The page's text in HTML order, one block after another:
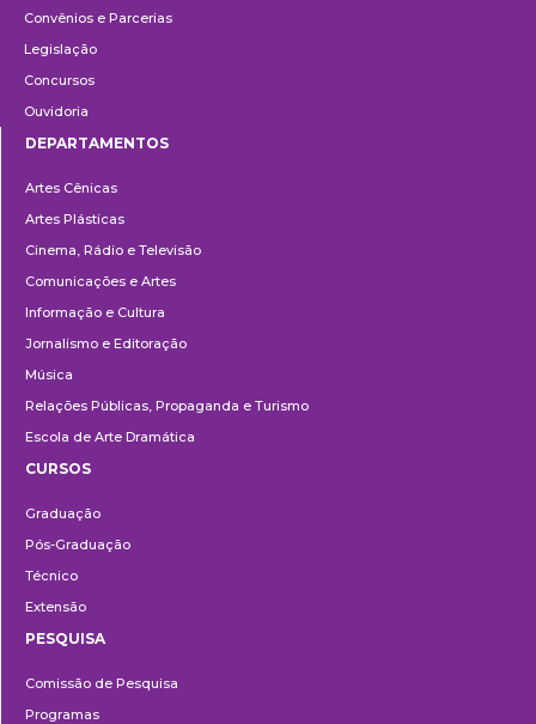
Convênios e Parcerias
Legislação
Concursos
Ouvidoria
DEPARTAMENTOS
Artes Cênicas
Artes Plásticas
Cinema, Rádio e Televisão
Comunicações e Artes
Informação e Cultura
Jornalismo e Editoração
Música
Relações Públicas, Propaganda e Turismo
Escola de Arte Dramática
CURSOS
Graduação
Pós-Graduação
Técnico
Extensão
PESQUISA
Comissão de Pesquisa
Programas